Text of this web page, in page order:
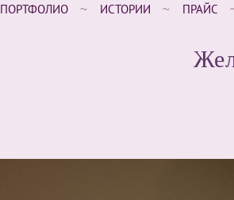
ПОРТФОЛИО ИСТОРИИ ПРАЙС